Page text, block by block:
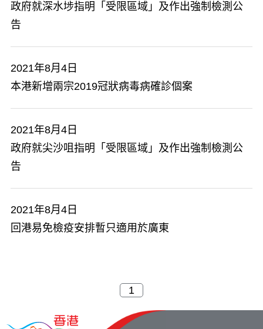
政府就深水埗指明「受限區域」及作出強制檢測公
告
2021年8月4日
本港新增兩宗2019冠狀病毒病確診個案
2021年8月4日
政府就尖沙咀指明「受限區域」及作出強制檢測公
告
2021年8月4日
回港易免檢疫安排暫只適用於廣東